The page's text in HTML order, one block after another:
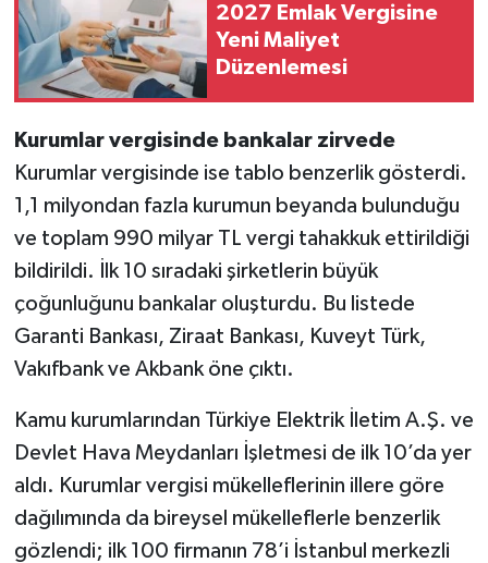
2027 Emlak Vergisine
Yeni Maliyet
Düzenlemesi
Kurumlar vergisinde bankalar zirvede
Kurumlar vergisinde ise tablo benzerlik gösterdi.
1,1 milyondan fazla kurumun beyanda bulunduğu
ve toplam 990 milyar TL vergi tahakkuk ettirildiği
bildirildi. İlk 10 sıradaki şirketlerin büyük
çoğunluğunu bankalar oluşturdu. Bu listede
Garanti Bankası, Ziraat Bankası, Kuveyt Türk,
Vakıfbank ve Akbank öne çıktı.
Kamu kurumlarından Türkiye Elektrik İletim A.Ş. ve
Devlet Hava Meydanları İşletmesi de ilk 10’da yer
aldı. Kurumlar vergisi mükelleflerinin illere göre
dağılımında da bireysel mükelleflerle benzerlik
gözlendi; ilk 100 firmanın 78’i İstanbul merkezli